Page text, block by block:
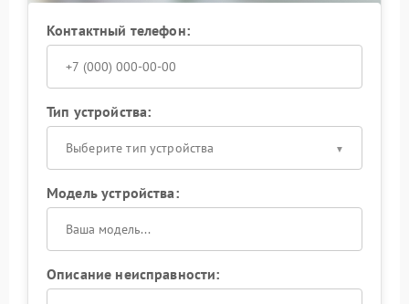
Контактный телефон:
Тип устройства:
Выберите тип устройства
Модель устройства:
Описание неисправности: